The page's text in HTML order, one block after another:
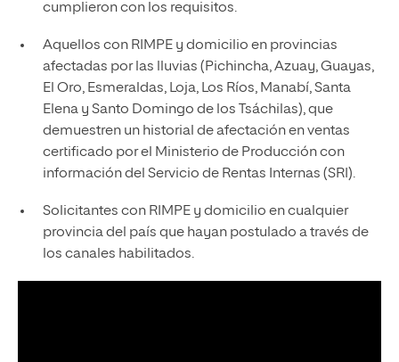
cumplieron con los requisitos.​
Aquellos con RIMPE y domicilio en provincias
afectadas por las lluvias (Pichincha, Azuay, Guayas,
El Oro, Esmeraldas, Loja, Los Ríos, Manabí, Santa
Elena y Santo Domingo de los Tsáchilas), que
demuestren un historial de afectación en ventas
certificado por el Ministerio de Producción con
información del Servicio de Rentas Internas (SRI).​
Solicitantes con RIMPE y domicilio en cualquier
provincia del país que hayan postulado a través de
los canales habilitados. ​